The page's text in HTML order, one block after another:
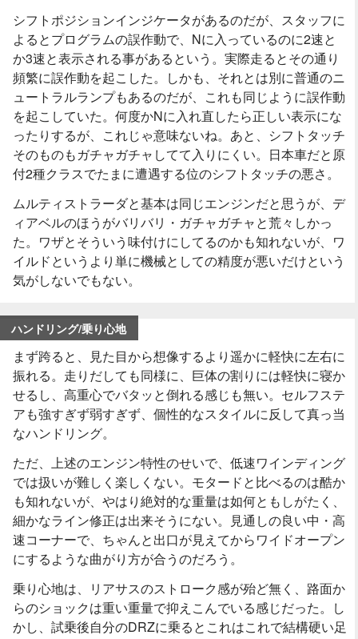
シフトポジションインジケータがあるのだが、スタッフに
よるとプログラムの誤作動で、Nに入っているのに2速と
か3速と表示される事があるという。実際走るとその通り
頻繁に誤作動を起こした。しかも、それとは別に普通のニ
ュートラルランプもあるのだが、これも同じように誤作動
を起こしていた。何度かNに入れ直したら正しい表示にな
ったりするが、これじゃ意味ないね。あと、シフトタッチ
そのものもガチャガチャしてて入りにくい。日本車だと原
付2種クラスでたまに遭遇する位のシフトタッチの悪さ。
ムルティストラーダと基本は同じエンジンだと思うが、デ
ィアベルのほうがバリバリ・ガチャガチャと荒々しかっ
た。ワザとそういう味付けにしてるのかも知れないが、ワ
イルドというより単に機械としての精度が悪いだけという
気がしないでもない。
ハンドリング/乗り心地
まず跨ると、見た目から想像するより遥かに軽快に左右に
振れる。走りだしても同様に、巨体の割りには軽快に寝か
せるし、高重心でバタッと倒れる感じも無い。セルフステ
アも強すぎず弱すぎず、個性的なスタイルに反して真っ当
なハンドリング。
ただ、上述のエンジン特性のせいで、低速ワインディング
では扱いが難しく楽しくない。モタードと比べるのは酷か
も知れないが、やはり絶対的な重量は如何ともしがたく、
細かなライン修正は出来そうにない。見通しの良い中・高
速コーナーで、ちゃんと出口が見えてからワイドオープン
にするような曲がり方が合うのだろう。
乗り心地は、リアサスのストローク感が殆ど無く、路面か
らのショックは重い重量で抑えこんでいる感じだった。し
かし、試乗後自分のDRZに乗るとこれはこれで結構硬い足